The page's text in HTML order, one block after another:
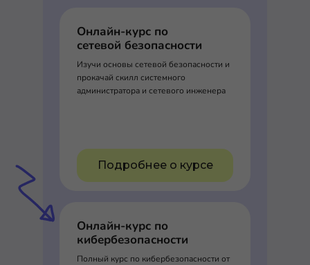
Онлайн-курс по
сетевой безопасности
Изучи основы сетевой безопасности и
прокачай скилл системного
администратора и сетевого инженера
Подробнее о курсе
Онлайн-курс по
кибербезопасности
Полный курс по кибербезопасности от